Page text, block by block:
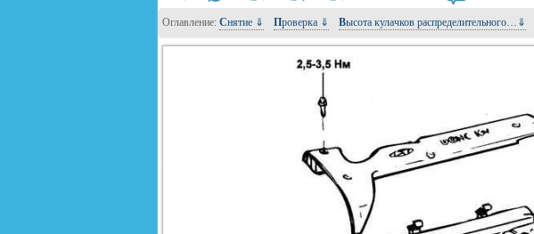
Оглавление: Снятие ⇓ Проверка ⇓ Высота кулачков распределительного…⇓